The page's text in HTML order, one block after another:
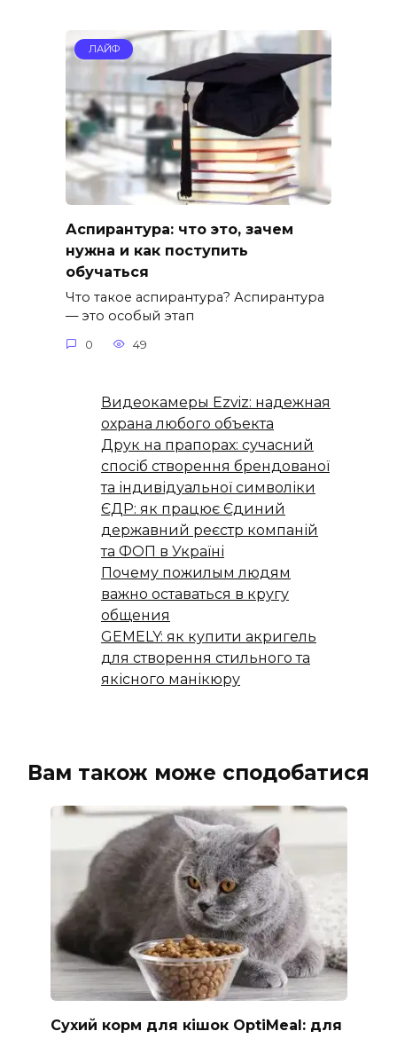
ЛАЙФ
Аспирантура: что это, зачем
нужна и как поступить
обучаться
Что такое аспирантура? Аспирантура
— это особый этап
0 49
Видеокамеры Ezviz: надежная
охрана любого объекта
Друк на прапорах: сучасний
спосіб створення брендованої
та індивідуальної символіки
ЄДР: як працює Єдиний
державний реєстр компаній
та ФОП в Україні
Почему пожилым людям
важно оставаться в кругу
общения
GEMELY: як купити акригель
для створення стильного та
якісного манікюру
Вам також може сподобатися
Сухий корм для кішок OptiMeal: для